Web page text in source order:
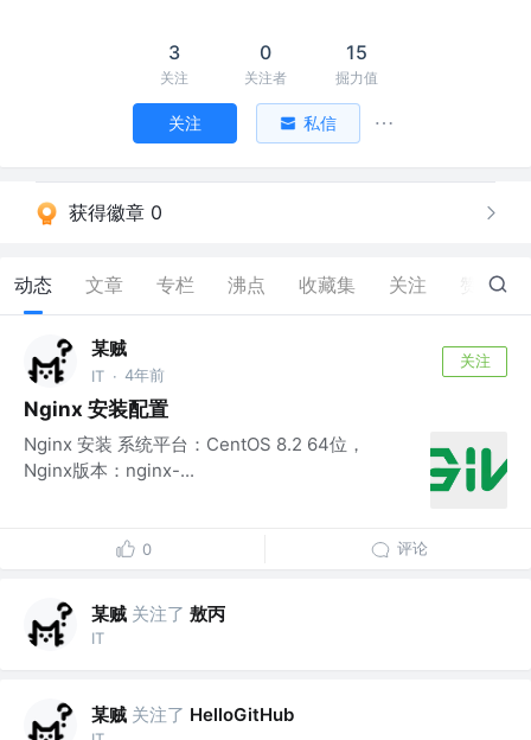
3
关注
0
关注者
15
掘力值
关注 私信
获得徽章 0
动态 文章 专栏 沸点 收藏集 关注 0
某贼
IT · 4年前
关注
Nginx 安装配置
Nginx 安装 系统平台：CentOS 8.2 64位，
Nginx版本：nginx-...
0 评论
某贼 关注了 敖丙
IT
某贼 关注了 HelloGitHub